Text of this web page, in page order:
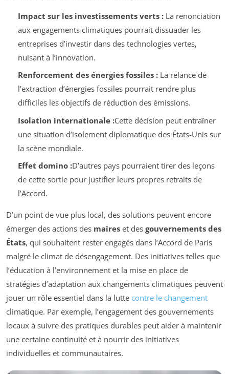
Impact sur les investissements verts :La renonciation
aux engagements climatiques pourrait dissuader les
entreprises d’investir dans des technologies vertes,
nuisant à l’innovation.
Renforcement des énergies fossiles :La relance de
l’extraction d’énergies fossiles pourrait rendre plus
difficiles les objectifs de réduction des émissions.
Isolation internationale :Cette décision peut entraîner
une situation d’isolement diplomatique des États-Unis sur
la scène mondiale.
Effet domino :D’autres pays pourraient tirer des leçons
de cette sortie pour justifier leurs propres retraits de
l’Accord.
D’un point de vue plus local, des solutions peuvent encore
émerger des actions des maires et des gouvernements des
États, qui souhaitent rester engagés dans l’Accord de Paris
malgré le climat de désengagement. Des initiatives telles que
l’éducation à l’environnement et la mise en place de
stratégies d’adaptation aux changements climatiques peuvent
jouer un rôle essentiel dans la lutte contre le changement
climatique. Par exemple, l’engagement des gouvernements
locaux à suivre des pratiques durables peut aider à maintenir
une certaine continuité et à nourrir des initiatives
individuelles et communautaires.